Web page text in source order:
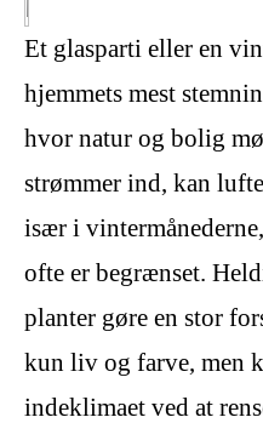
Et glasparti eller en
hjemmets mest
hvor natur og bolig
strømmer ind, kan
især i
ofte er begrænset.
planter gøre en stor
kun liv og farve, men
indeklimaet ved at